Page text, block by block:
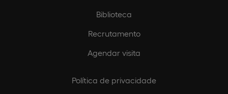
Biblioteca
Recrutamento
Agendar visita
Política de privacidade